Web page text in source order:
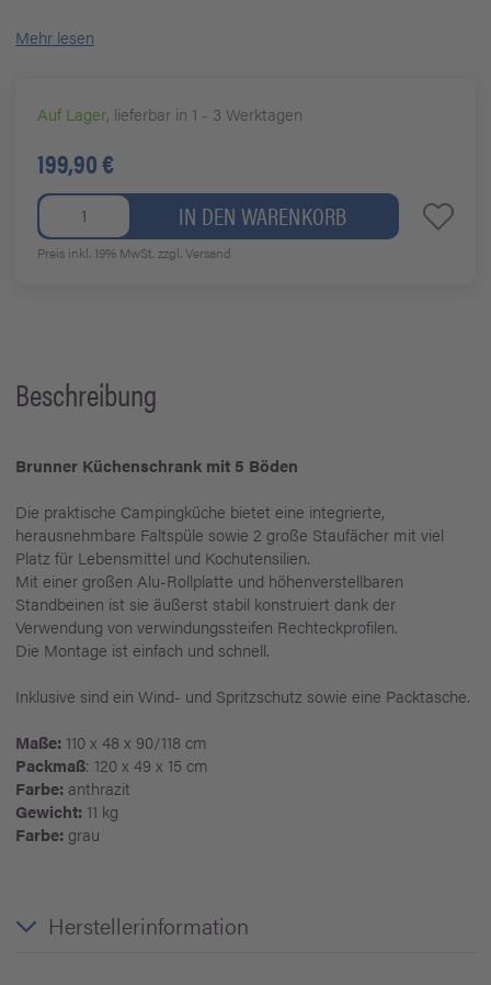
Mehr lesen
Auf Lager, lieferbar in 1 - 3 Werktagen
199,90 €
IN DEN WARENKORB
Preis inkl. 19% MwSt.zzgl. Versand
Beschreibung
Brunner Küchenschrank mit 5 Böden
Die praktische Campingküche bietet eine integrierte,
herausnehmbare Faltspüle sowie 2 große Staufächer mit viel
Platz für Lebensmittel und Kochutensilien.
Mit einer großen Alu-Rollplatte und höhenverstellbaren
Standbeinen ist sie äußerst stabil konstruiert dank der
Verwendung von verwindungssteifen Rechteckprofilen.
Die Montage ist einfach und schnell.
Inklusive sind ein Wind- und Spritzschutz sowie eine Packtasche.
Maße: 110 x 48 x 90/118 cm
Packmaß: 120 x 49 x 15 cm
Farbe: anthrazit
Gewicht: 11 kg
Farbe: grau
Herstellerinformation